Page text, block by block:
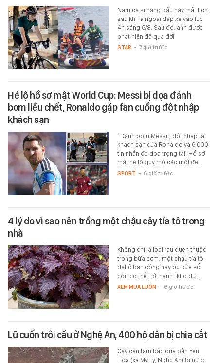
Nam ca sĩ hàng đầu này mất tích
sau khi ra ngoài đạp xe vào lúc
4h sáng 6/8. Sau đó, anh được
phát hiện đã qua đời.
STAR - 7 giờ trước
Hé lộ hồ sơ mật World Cup: Messi bị dọa đánh
bom liều chết, Ronaldo gặp fan cuồng đột nhập
khách sạn
"Đánh bom Messi", đột nhập tại
khách sạn của Ronaldo và 6.000
tin nhắn đe dọa trọng tài: Hồ sơ
mật hé lộ quy mô các mối đe…
SPORT - 6 giờ trước
4 lý do vì sao nên trồng một chậu cây tía tô trong
nhà
Không chỉ là loại rau quen thuộc
trong bữa cơm, một chậu tía tô
đặt ở ban công hay bệ cửa sổ
còn có thể trở thành “kho dự…
XEM MUA LUÔN - 6 giờ trước
Lũ cuốn trôi cầu ở Nghệ An, 400 hộ dân bị chia cắt
Cây cầu tạm bắc qua bản Yên
Hòa (xã Mỹ Lý, Nghệ An) bị nước